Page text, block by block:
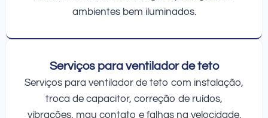
ambientes bem iluminados.
Serviços para ventilador de teto
Serviços para ventilador de teto com instalação,
troca de capacitor, correção de ruídos,
vibrações, mau contato e falhas na velocidade.